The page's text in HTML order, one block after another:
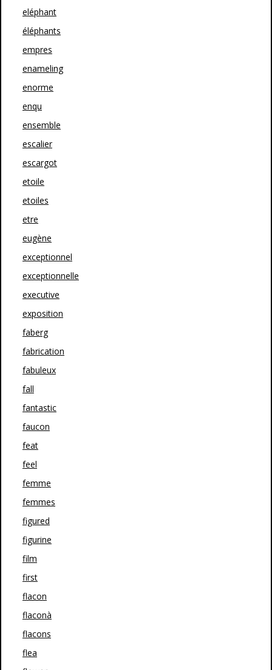
eléphant
éléphants
empres
enameling
enorme
enqu
ensemble
escalier
escargot
etoile
etoiles
etre
eugène
exceptionnel
exceptionnelle
executive
exposition
faberg
fabrication
fabuleux
fall
fantastic
faucon
feat
feel
femme
femmes
figured
figurine
film
first
flacon
flaconà
flacons
flea